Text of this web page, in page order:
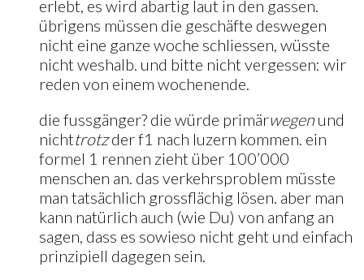
erlebt, es wird abartig laut in den gassen.
übrigens müssen die geschäfte deswegen
nicht eine ganze woche schliessen, wüsste
nicht weshalb. und bitte nicht vergessen: wir
reden von einem wochenende.
die fussgänger? die würde primärwegenund
nichttrotzder f1 nach luzern kommen. ein
formel 1 rennen zieht über 100’000
menschen an. das verkehrsproblem müsste
man tatsächlich grossflächig lösen. aber man
kann natürlich auch (wie Du) von anfang an
sagen, dass es sowieso nicht geht und einfach
prinzipiell dagegen sein.